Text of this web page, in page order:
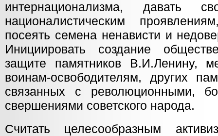
интернационализма, давать
националистическим
посеять семена ненависти и
Инициировать создание
защите памятников В.И.Ленину,
воинам-освободителям, других
связанных с революционными,
свершениями советского народа.
Считать целесообразным